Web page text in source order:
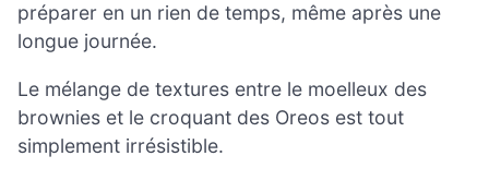
préparer en un rien de temps, même après une
longue journée.
Le mélange de textures entre le moelleux des
brownies et le croquant des Oreos est tout
simplement irrésistible.